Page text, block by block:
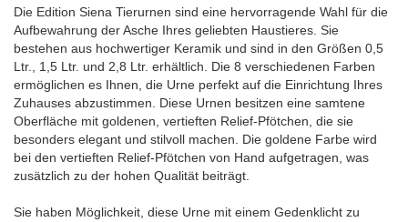
Die Edition Siena Tierurnen sind eine hervorragende Wahl für die
Aufbewahrung der Asche Ihres geliebten Haustieres. Sie
bestehen aus hochwertiger Keramik und sind in den Größen 0,5
Ltr., 1,5 Ltr. und 2,8 Ltr. erhältlich. Die 8 verschiedenen Farben
ermöglichen es Ihnen, die Urne perfekt auf die Einrichtung Ihres
Zuhauses abzustimmen. Diese Urnen besitzen eine samtene
Oberfläche mit goldenen, vertieften Relief-Pfötchen, die sie
besonders elegant und stilvoll machen. Die goldene Farbe wird
bei den vertieften Relief-Pfötchen von Hand aufgetragen, was
zusätzlich zu der hohen Qualität beiträgt.
Sie haben Möglichkeit, diese Urne mit einem Gedenklicht zu